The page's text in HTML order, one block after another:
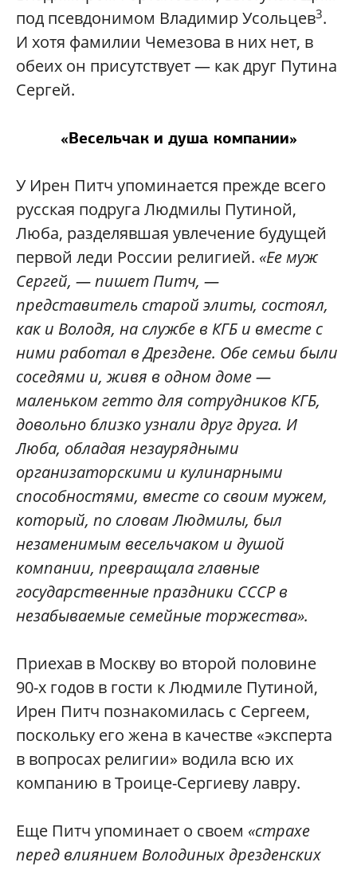
под псевдонимом Владимир Усольцев3.
И хотя фамилии Чемезова в них нет, в
обеих он присутствует — как друг Путина
Сергей.
«Весельчак и душа компании»
У Ирен Питч упоминается прежде всего
русская подруга Людмилы Путиной,
Люба, разделявшая увлечение будущей
первой леди России религией. «Ее муж
Сергей, — пишет Питч, —
представитель старой элиты, состоял,
как и Володя, на службе в КГБ и вместе с
ними работал в Дрездене. Обе семьи были
соседями и, живя в одном доме —
маленьком гетто для сотрудников КГБ,
довольно близко узнали друг друга. И
Люба, обладая незаурядными
организаторскими и кулинарными
способностями, вместе со своим мужем,
который, по словам Людмилы, был
незаменимым весельчаком и душой
компании, превращала главные
государственные праздники СССР в
незабываемые семейные торжества».
Приехав в Москву во второй половине
90-х годов в гости к Людмиле Путиной,
Ирен Питч познакомилась с Сергеем,
поскольку его жена в качестве «эксперта
в вопросах религии» водила всю их
компанию в Троице-Сергиеву лавру.
Еще Питч упоминает о своем «страхе
перед влиянием Володиных дрезденских